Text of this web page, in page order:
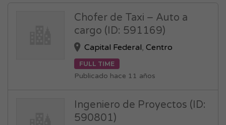
Chofer de Taxi – Auto a
cargo (ID: 591169)
Capital Federal,Centro
FULL TIME
Publicado hace 11 años
Ingeniero de Proyectos (ID:
590801)